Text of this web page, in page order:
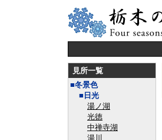
見所一覧
■冬景色
■日光
湯ノ湖
光徳
中禅寺湖
湯川